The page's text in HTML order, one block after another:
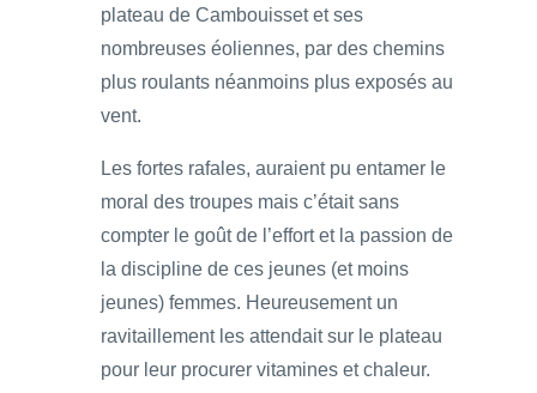
plateau de Cambouisset et ses
nombreuses éoliennes, par des chemins
plus roulants néanmoins plus exposés au
vent.
Les fortes rafales, auraient pu entamer le
moral des troupes mais c’était sans
compter le goût de l’effort et la passion de
la discipline de ces jeunes (et moins
jeunes) femmes. Heureusement un
ravitaillement les attendait sur le plateau
pour leur procurer vitamines et chaleur.